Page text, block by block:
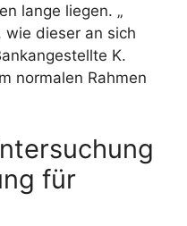
lange liegen. „
dieser an sich
K.
normalen Rahmen
für